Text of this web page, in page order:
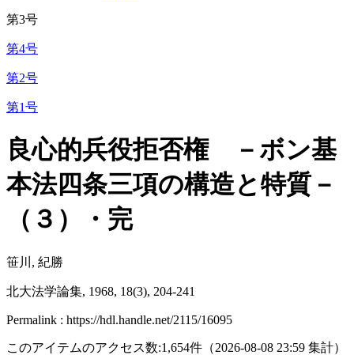
第3号
第4号
第2号
第1号
良心的兵役拒否権 －ボン基
本法四条三項の構造と特質－
（３）・完
笹川, 紀勝
北大法学論集, 1968, 18(3), 204-241
Permalink : https://hdl.handle.net/2115/16095
このアイテムのアクセス数:1,654件 （2026-08-08 23:59 集計）